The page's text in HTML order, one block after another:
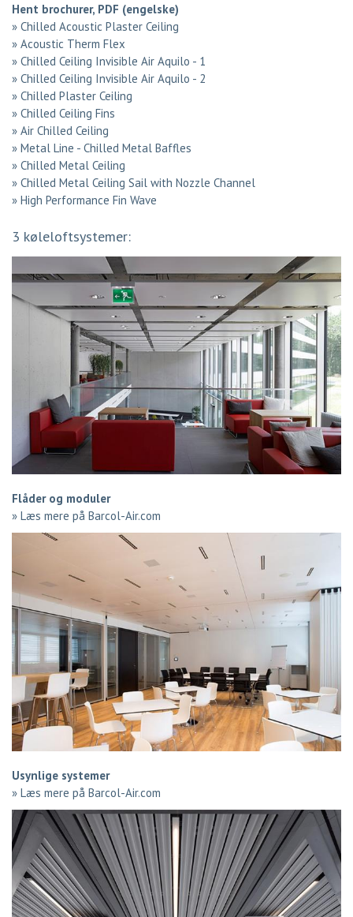
Hent brochurer, PDF (engelske)
» Chilled Acoustic Plaster Ceiling
» Acoustic Therm Flex
» Chilled Ceiling Invisible Air Aquilo - 1
» Chilled Ceiling Invisible Air Aquilo - 2
» Chilled Plaster Ceiling
» Chilled Ceiling Fins
» Air Chilled Ceiling
» Metal Line - Chilled Metal Baffles
» Chilled Metal Ceiling
» Chilled Metal Ceiling Sail with Nozzle Channel
» High Performance Fin Wave
3 køleloftsystemer:
Flåder og moduler
» Læs mere på Barcol-Air.com
Usynlige systemer
» Læs mere på Barcol-Air.com